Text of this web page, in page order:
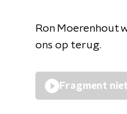
Ron Moerenhout
ons op terug.
Fragment